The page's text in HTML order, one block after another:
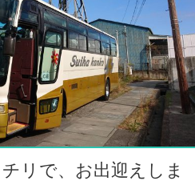
リで、お出迎えしま